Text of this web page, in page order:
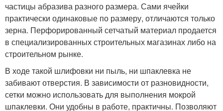
частицы абразива разного размера. Сами ячейки
практически одинаковые по размеру, отличаются только
зерна. Перфорированный сетчатый материал продается
в специализированных строительных магазинах либо на
строительном рынке.
В ходе такой шлифовки ни пыль, ни шпаклевка не
забивают отверстия. В зависимости от разновидности,
сетки можно использовать для выполнения мокрой
шпаклевки. Они удобны в работе, практичны. Позволяют